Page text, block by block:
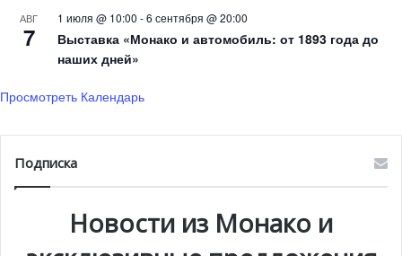
АВГ
7
1 июля @ 10:00 -6 сентября @ 20:00
Выставка «Монако и автомобиль: от 1893 года до
наших дней»
Просмотреть Календарь
Подписка
Новости из Монако и